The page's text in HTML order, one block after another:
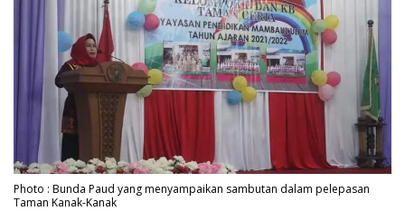
Photo : Bunda Paud yang menyampaikan sambutan dalam pelepasan
Taman Kanak-Kanak